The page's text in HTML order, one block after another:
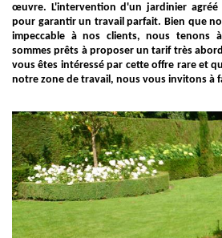
œuvre. L'intervention d'un jardinier agréé
pour garantir un travail parfait. Bien que
impeccable à nos clients, nous tenons
sommes prêts à proposer un tarif très
vous êtes intéressé par cette offre rare et
notre zone de travail, nous vous invitons à